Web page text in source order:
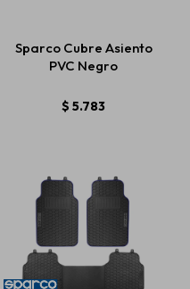
Sparco Cubre Asiento
PVC Negro
$ 5.783